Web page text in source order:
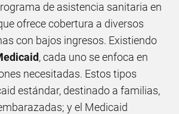
de asistencia sanitaria en
ofrece cobertura a diversos
con bajos ingresos. Existiendo
, cada uno se enfoca en
necesitadas. Estos tipos
estándar, destinado a familias,
y el Medicaid